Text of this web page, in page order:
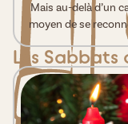
Mais au-delà d’un
moyen de se
Les Sabbats